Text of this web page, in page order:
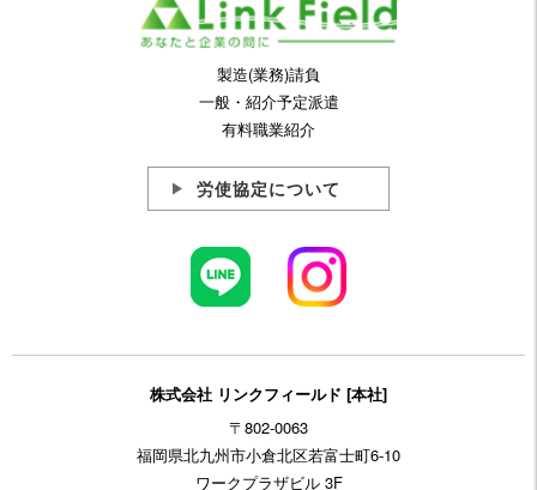
製造(業務)請負
一般・紹介予定派遣
有料職業紹介
労使協定について
株式会社 リンクフィールド [本社]
〒802-0063
福岡県北九州市小倉北区若富士町6-10
ワークプラザビル 3F